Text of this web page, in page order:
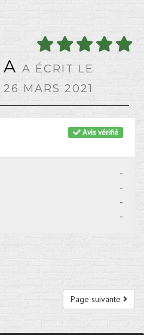
A ÉCRIT LE
MARS 2021
Avis vérifié
-
-
-
-
Page suivante